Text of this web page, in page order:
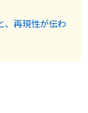
、再現性が伝わ